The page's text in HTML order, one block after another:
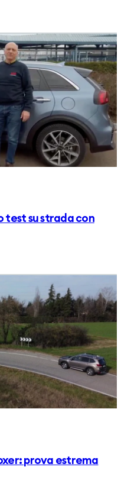
test su strada con
prova estrema